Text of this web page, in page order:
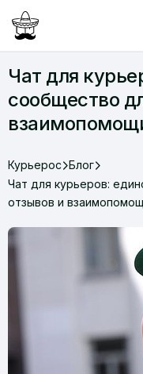
Чат для
сообщество
Курьерос Блог
Чат для курьеров:
отзывов и